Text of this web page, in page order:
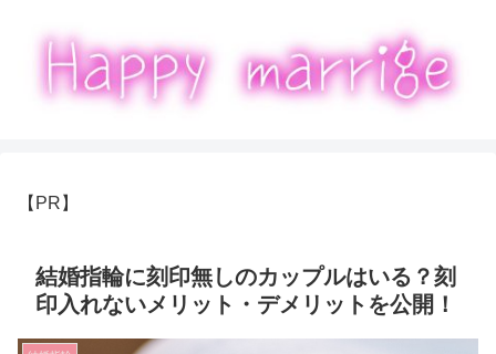
【PR】
結婚指輪に刻印無しのカップルはいる？刻
印入れないメリット・デメリットを公開！